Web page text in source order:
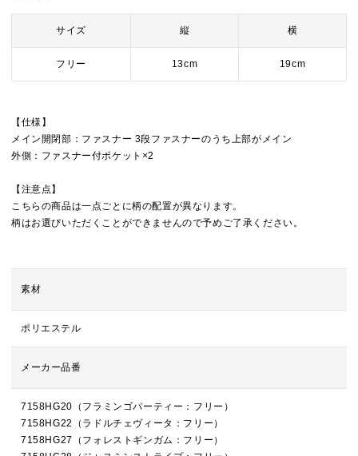
サイズ 縦 横
フリー 13cm 19cm
【仕様】
メイン開閉部：ファスナー 3段ファスナーのうち上部がメイン
外側：ファスナー付ポケット×2
【注意点】
こちらの商品は一点ごとに柄の配置が異なります。
柄はお選びいただくことができませんので予めご了承ください。
素材
ポリエステル
メーカー品番
7158HG20（フラミンゴパーティー：フリー）
7158HG22（ラドルチェヴィータ：フリー）
7158HG27（フォレストギンガム：フリー）